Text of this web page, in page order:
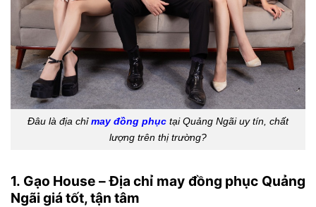
Đâu là địa chỉmay đồng phục tại Quảng Ngãi uy tín, chất
lượng trên thị trường?
1. Gạo House – Địa chỉ may đồng phục Quảng
Ngãi giá tốt, tận tâm